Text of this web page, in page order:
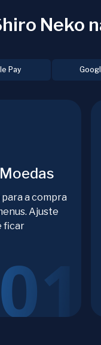
Neko
Pay
a compra
Ajuste
ficar